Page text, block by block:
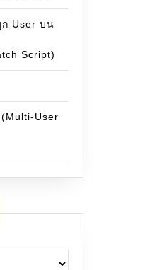
User บน
Script)
User